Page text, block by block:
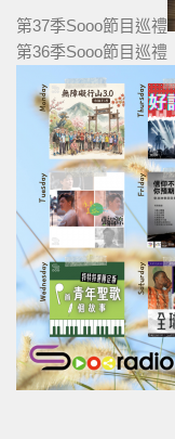
第37季Sooo節目巡禮
第36季Sooo節目巡禮